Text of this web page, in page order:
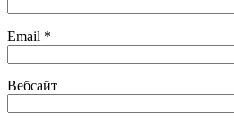
Email *
Вебсайт